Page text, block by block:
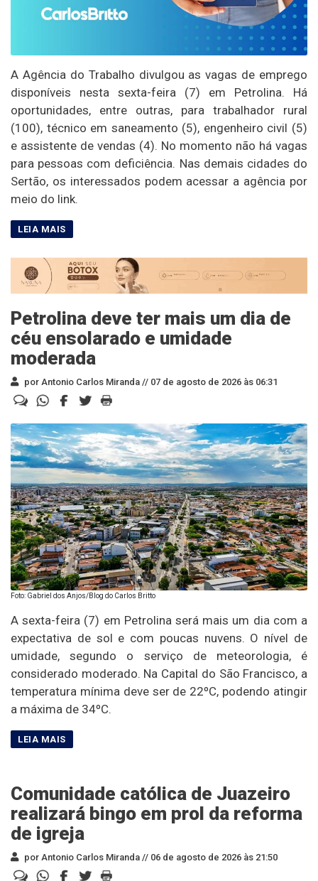
A Agência do Trabalho divulgou as vagas de emprego
disponíveis nesta sexta-feira (7) em Petrolina. Há
oportunidades, entre outras, para trabalhador rural
(100), técnico em saneamento (5), engenheiro civil (5)
e assistente de vendas (4). No momento não há vagas
para pessoas com deficiência. Nas demais cidades do
Sertão, os interessados podem acessar a agência por
meio do link.
Petrolina deve ter mais um dia de
céu ensolarado e umidade
moderada
por Antonio Carlos Miranda // 07 de agosto de 2026 às 06:31
Foto: Gabriel dos Anjos/Blog do Carlos Britto
A sexta-feira (7) em Petrolina será mais um dia com a
expectativa de sol e com poucas nuvens. O nível de
umidade, segundo o serviço de meteorologia, é
considerado moderado. Na Capital do São Francisco, a
temperatura mínima deve ser de 22ºC, podendo atingir
a máxima de 34ºC.
Comunidade católica de Juazeiro
realizará bingo em prol da reforma
de igreja
por Antonio Carlos Miranda // 06 de agosto de 2026 às 21:50